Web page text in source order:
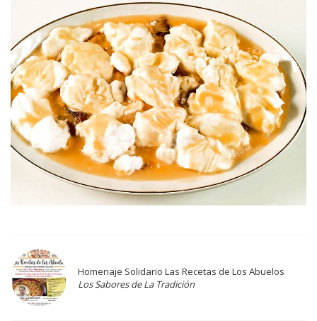
Homenaje Solidario Las Recetas de Los Abuelos
Los Sabores de La Tradición